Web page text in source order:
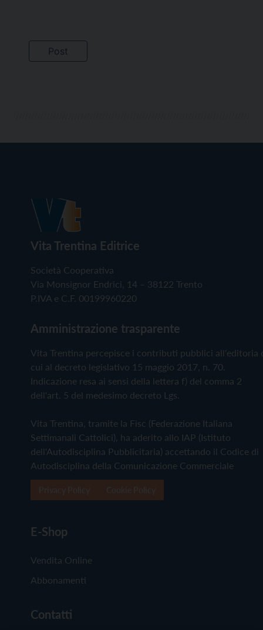
Vita Trentina Editrice
Società Cooperativa
Via Monsignor Endrici, 14 – 38122 Trento
P.IVA e C.F. 00199960220
Amministrazione trasparente
Vita Trentina percepisce i contributi pubblici all'editoria
cui al decreto legislativo 15 maggio 2017, n. 70.
Indicazione resa ai sensi della lettera f) del comma 2
dell'art. 5 del medesimo decreto Lgs.
Vita Trentina, tramite la Fisc (Federazione Italiana
Settimanali Cattolici), ha aderito allo IAP (Istituto
dell'Autodisciplina Pubblicitaria) accettando il Codice di
Autodisciplina della Comunicazione Commerciale
E-Shop
Vendita Online
Abbonamenti
Contatti